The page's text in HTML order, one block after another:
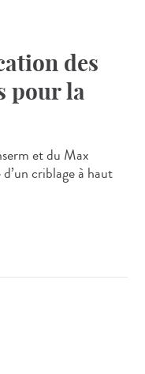
des
pour la
et du Max
criblage à haut